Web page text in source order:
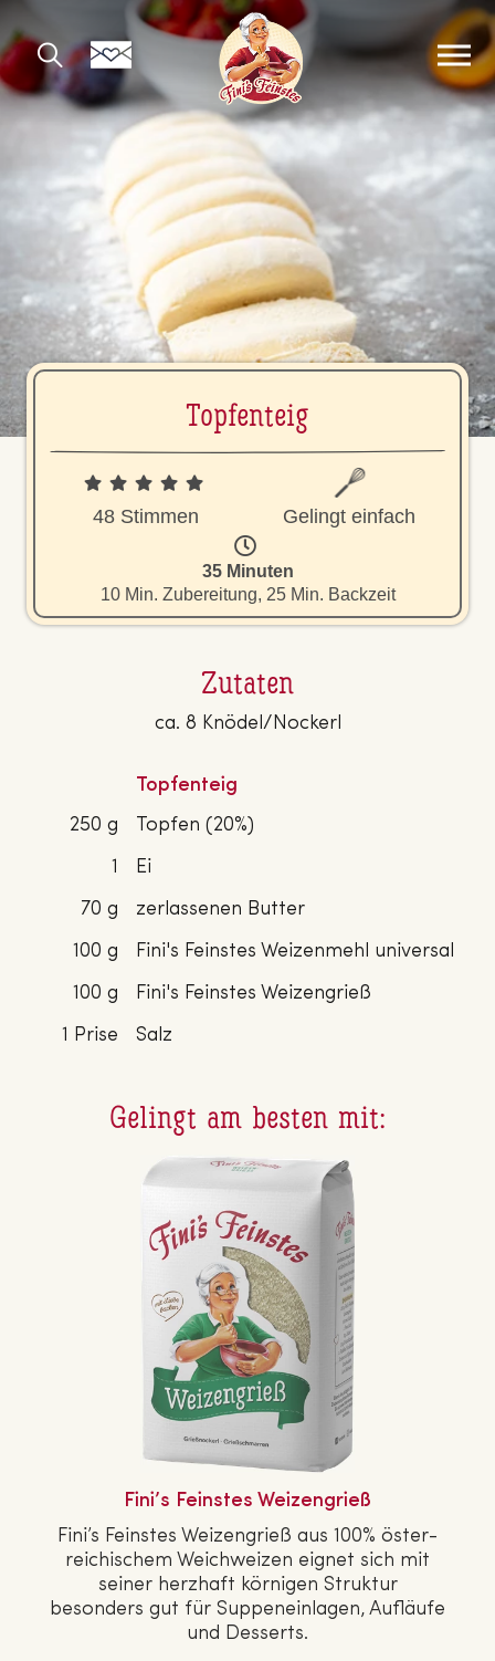
Top­fen­teig
48 Stimmen Gelingt einfach
35 Minuten
10 Min. Zubereitung, 25 Min. Backzeit
Zutaten
ca. 8 Knödel/Nockerl
Topfenteig
250 g
Topfen (20%)
1
Ei
70 g
zerlassenen Butter
100 g
Fini's Feinstes Weizenmehl universal
100 g
Fini's Feinstes Weizengrieß
1 Prise
Salz
Gelingt am besten mit:
Fini’s Feinstes Wei­zen­grieß
Fini’s Feinstes Wei­zen­grieß aus 100% ös­ter­
rei­chi­schem Weich­wei­zen eignet sich mit
seiner herzhaft körnigen Struktur
besonders gut für Sup­pen­ein­la­gen, Aufläufe
und Desserts.